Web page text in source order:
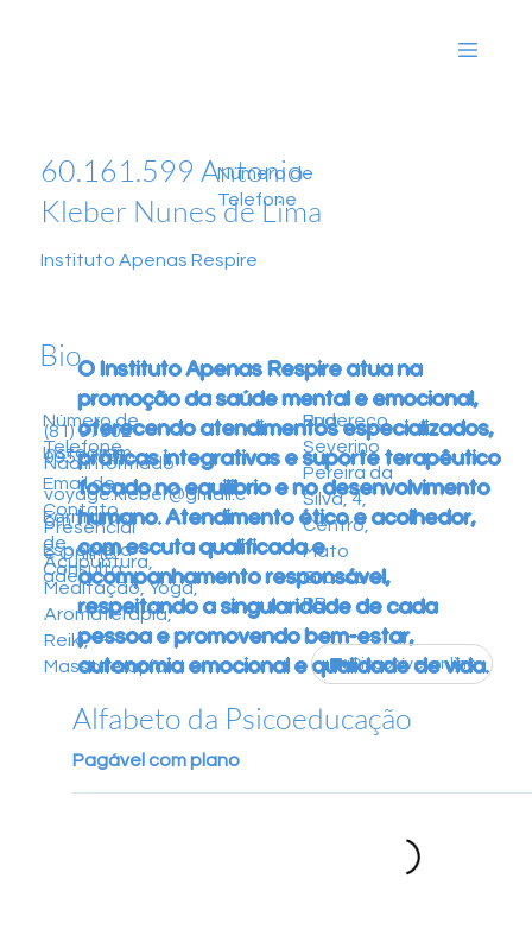
60.161.599 Antonio
Kleber Nunes de Lima
Instituto Apenas Respire
Número de
Telefone
BioO Instituto Apenas Respire atua na
promoção da saúde mental e emocional,
oferecendo atendimentos especializados,
práticas integrativas e suporte terapêutico
focado no equilíbrio e no desenvolvimento
humano. Atendimento ético e acolhedor,
com escuta qualificada e
acompanhamento responsável,
respeitando a singularidade de cada
pessoa e promovendo bem-estar,
autonomia emocional e qualidade de vida.
Especialid
ade
Acupuntura,
Meditação, Yoga,
Aromaterapia,
Reiki,
Massoterapia
Disponível online
Alfabeto da Psicoeducação
Pagável com plano
Número de
Telefone
(81) 97902-
9957
Email de
Contato
voyage.kleber@gmail.c
om
Formatos
de
Consulta
Presencial
e Online
Instagram
Não informado
Endereço
Rua
Severino
Pereira da
Silva, 4,
Centro,
Mato
Grosso -
PB